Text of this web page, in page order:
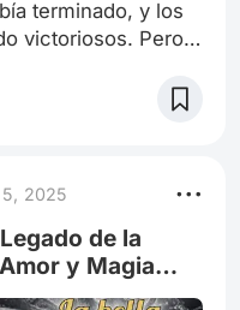
terminado, y los
victoriosos. Pero a
había muerto
temporal se
familiar
2025
de la
y Magia
y su Hijo" ( 2 )